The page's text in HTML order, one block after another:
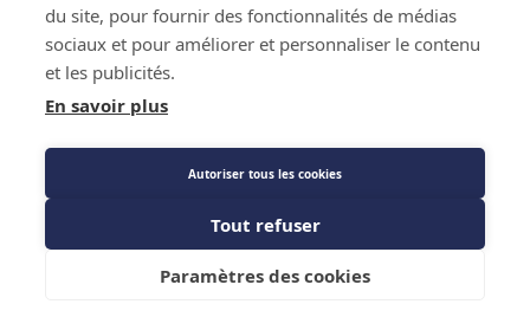
du site, pour fournir des fonctionnalités de médias
sociaux et pour améliorer et personnaliser le contenu
et les publicités.
En savoir plus
Autoriser tous les cookies
Tout refuser
Paramètres des cookies